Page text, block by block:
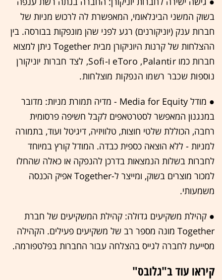
בשוק המשני הבינלאומי, המאפשרת לה לרכוש מניות של
חברות ענק (יוניקורנים) רגע לפני שהן מונפקות בבורסה. בין
ההצלחות של קרנות היוניקורן מבית Together ניתן למצוא
חברות כמו
eToro ,Palantir ו
-Sofi, לצד חברות יוניקורן
נוספות שכבר רשמו הנפקות מוצלחות.
● מודל Media for Equity - מדיה תמורת מניות: מדובר
במנגנון המאפשר לסטרטאפים לקבל חשיפה פרסומית
רחבה, הכוללת שלטי חוצות, טלוויזיה, דיגיטל ועוד, בתמורה
למניות - ללא הוצאה כספית כבדה. המודל קורץ במיוחד
לחברות בשלות הנמצאות בדרכן להנפקה או כאלה שהחלו
למכור מוצרים בשוק, ומייצר ל-Together אפיק הכנסה
משמעותי.
● קהילת משקיעים גדולה: קהילת המשקיעים של חברת
Together מונה מספר רב של משקיעים פעילים. הקהילה
מסייעת לחברה לגייס בהצלחה עבור החברות בפלטפורמה.
קיראו עוד ב"גלובס"